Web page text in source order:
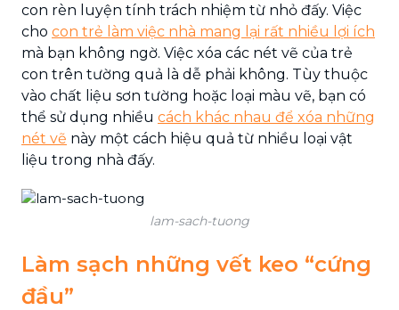
con rèn luyện tính trách nhiệm từ nhỏ đấy. Việc
cho con trẻ làm việc nhà mang lại rất nhiều lợi ích
mà bạn không ngờ. Việc xóa các nét vẽ của trẻ
con trên tường quả là dễ phải không. Tùy thuộc
vào chất liệu sơn tường hoặc loại màu vẽ, bạn có
thể sử dụng nhiều cách khác nhau để xóa những
nét vẽ này một cách hiệu quả từ nhiều loại vật
liệu trong nhà đấy.
lam-sach-tuong
Làm sạch những vết keo “cứng
đầu”